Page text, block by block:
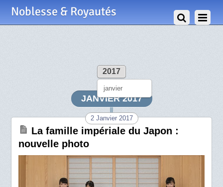
Noblesse & Royautés
2017
janvier
JANVIER 2017
2 Janvier 2017
La famille impériale du Japon :
nouvelle photo